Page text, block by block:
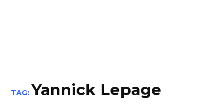
TAG: Yannick Lepage